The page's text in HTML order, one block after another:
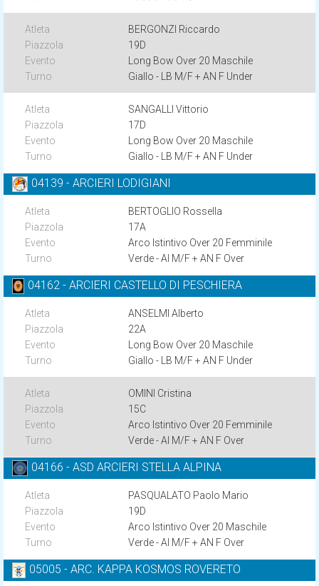
BERGONZI Riccardo
19D
Long Bow Over 20 Maschile
Giallo - LB M/F + AN F Under
SANGALLI Vittorio
17D
Long Bow Over 20 Maschile
Giallo - LB M/F + AN F Under
04139 - ARCIERI LODIGIANI
BERTOGLIO Rossella
17A
Arco Istintivo Over 20 Femminile
Verde - AI M/F + AN F Over
04162 - ARCIERI CASTELLO DI PESCHIERA
ANSELMI Alberto
22A
Long Bow Over 20 Maschile
Giallo - LB M/F + AN F Under
OMINI Cristina
15C
Arco Istintivo Over 20 Femminile
Verde - AI M/F + AN F Over
04166 - ASD ARCIERI STELLA ALPINA
PASQUALATO Paolo Mario
19D
Arco Istintivo Over 20 Maschile
Verde - AI M/F + AN F Over
05005 - ARC. KAPPA KOSMOS ROVERETO